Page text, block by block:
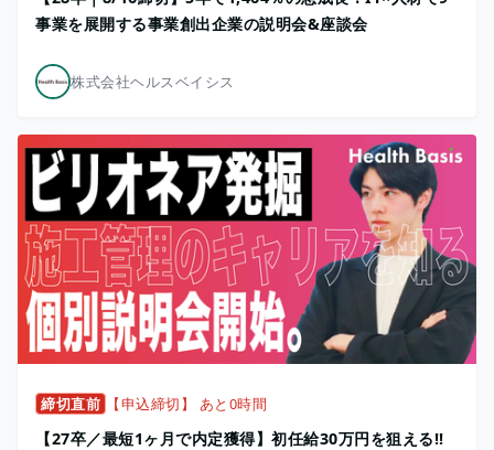
事業を展開する事業創出企業の説明会&座談会
株式会社ヘルスベイシス
締切直前 【申込締切】 あと0時間
【27卒／最短1ヶ月で内定獲得】初任給30万円を狙える!!